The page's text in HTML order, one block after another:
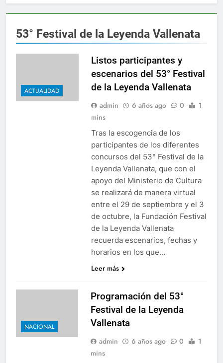
de Camilo Namén a sus 80 años Elvia
para el combate de incendios en Colombia
lo último de Berosca y Jesús Vides
3 Años Ago
destituyó docente que abusó sexualmente de niña de 13
Orozco fortalece su gobierno
hará posible la Universidad en Agustín Codazzi
víctimas de los accidentes de tránsito en Colombia
de Camilo Namén a sus 80 años
2
para el combate de incendios en Colombia
lo último de Berosca y Jesús Vides Con
53° Festival de la Leyenda Vallenata
ACTUALIDAD
Listos participantes y
escenarios del 53° Festival
de la Leyenda Vallenata
admin 6 años ago 0
1
mins
Tras la escogencia de los
participantes de los diferentes
concursos del 53° Festival de la
Leyenda Vallenata, que con el
apoyo del Ministerio de Cultura
se realizará de manera virtual
entre el 29 de septiembre y el 3
de octubre, la Fundación Festival
de la Leyenda Vallenata
recuerda escenarios, fechas y
horarios en los que…
Leer más
NACIONAL
Programación del 53°
Festival de la Leyenda
Vallenata
admin 6 años ago 0
1
mins